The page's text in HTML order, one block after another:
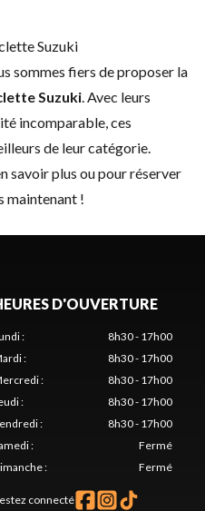
Suzuki
sommes fiers de proposer la
Suzuki. Avec leurs
incomparable, ces
de leur catégorie.
savoir plus ou pour réserver
maintenant !
D'OUVERTURE
:
8h30 - 17h00
:
8h30 - 17h00
:
8h30 - 17h00
:
8h30 - 17h00
:
8h30 - 17h00
:
Fermé
: Fermé
connecté